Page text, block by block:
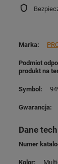
Marka
Podmiot
produkt na
Symbol
Gwarancja
Dane
Numer
Kolor